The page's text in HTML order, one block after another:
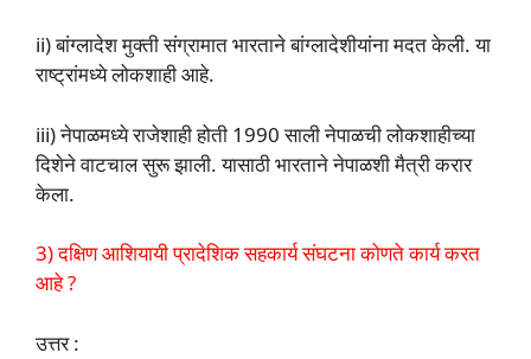
ii) बांग्लादेश मुक्ती संग्रामात भारताने बांग्लादेशीयांना मदत केली. या
राष्ट्रांमध्ये लोकशाही आहे.
iii) नेपाळमध्ये राजेशाही होती 1990 साली नेपाळची लोकशाहीच्या
दिशेने वाटचाल सुरू झाली. यासाठी भारताने नेपाळशी मैत्री करार
केला.
3) दक्षिण आशियायी प्रादेशिक सहकार्य संघटना कोणते कार्य करत
आहे ?
उत्तर :